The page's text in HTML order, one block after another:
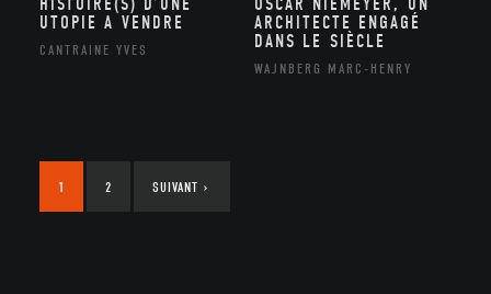
UTOPIE A VENDRE
CANTRAINE YVES
ARCHITECTE ENGAGÉ
DANS LE SIÈCLE
WAJNBERG MARC-HENRY
1 2 SUIVANT ›